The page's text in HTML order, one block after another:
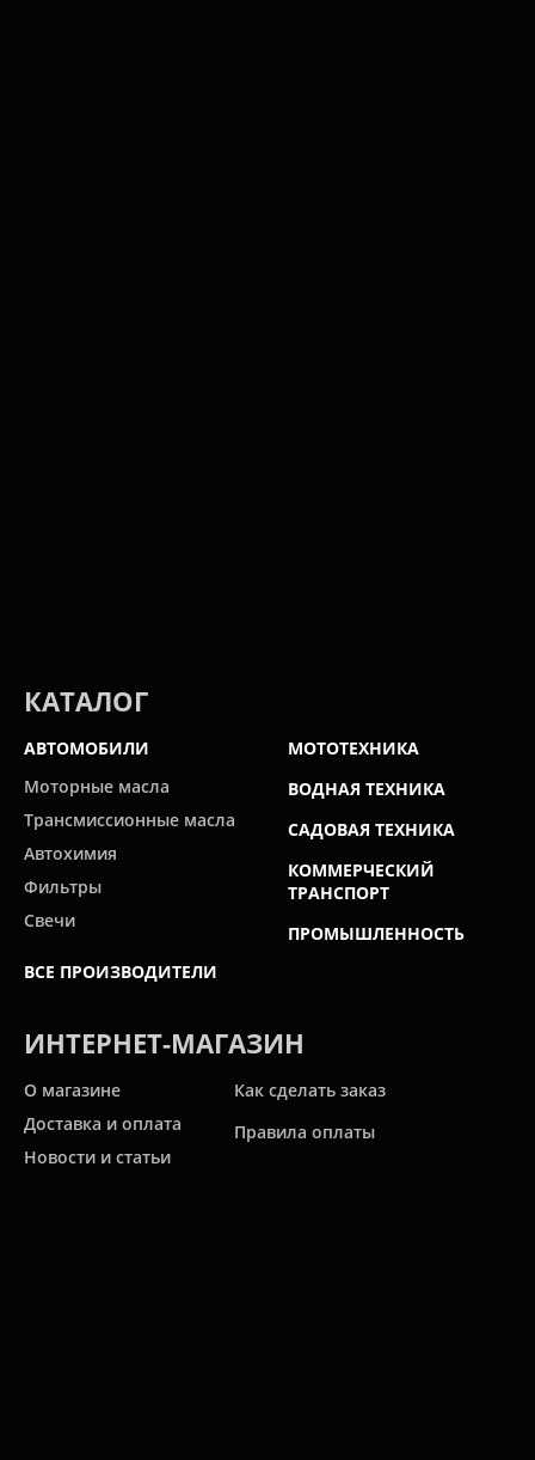
КАТАЛОГ
АВТОМОБИЛИ
Моторные масла
Трансмиссионные масла
Автохимия
Фильтры
Свечи
ВСЕ ПРОИЗВОДИТЕЛИ
МОТОТЕХНИКА
ВОДНАЯ ТЕХНИКА
САДОВАЯ ТЕХНИКА
КОММЕРЧЕСКИЙ
ТРАНСПОРТ
ПРОМЫШЛЕННОСТЬ
ИНТЕРНЕТ-МАГАЗИН
О магазине
Доставка и оплата
Новости и статьи
Как сделать заказ
Правила оплаты